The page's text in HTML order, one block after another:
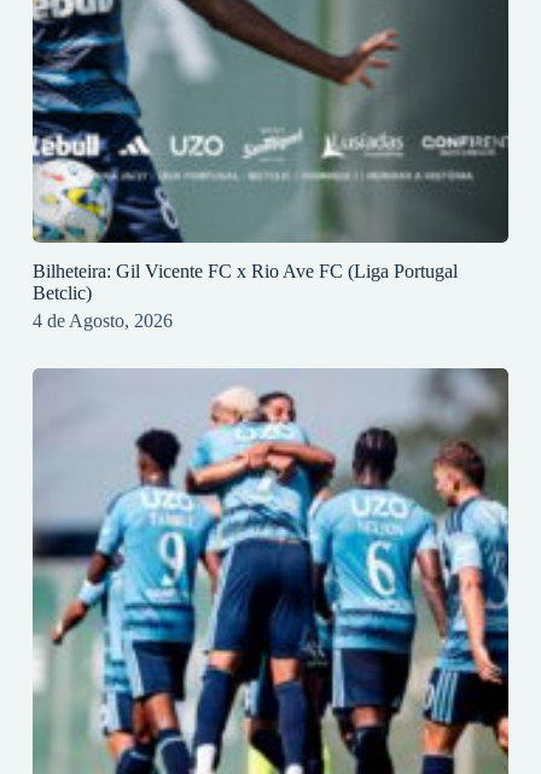
Bilheteira: Gil Vicente FC x Rio Ave FC (Liga Portugal
Betclic)
4 de Agosto, 2026